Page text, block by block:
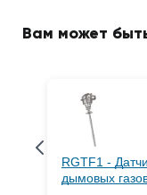
Вам может
RGTF1 -
дымовых